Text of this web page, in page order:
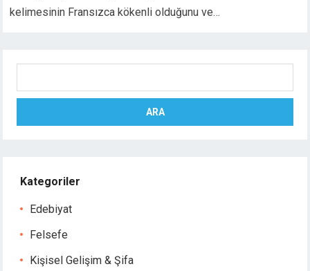
kelimesinin Fransızca kökenli olduğunu ve…
ARA
Kategoriler
Edebiyat
Felsefe
Kişisel Gelişim & Şifa